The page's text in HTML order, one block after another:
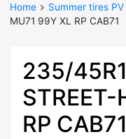
Home Summer tires PV
MU71 99Y XL RP CAB71
235/
RP CAB71